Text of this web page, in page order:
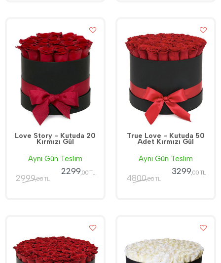
Love Story - Kutuda 20
Kırmızı Gül
Aynı Gün Teslim
2999,00 TL
2299,00 TL
True Love - Kutuda 50
Adet Kırmızı Gül
Aynı Gün Teslim
4800,00 TL
3299,00 TL